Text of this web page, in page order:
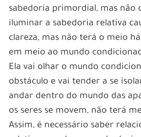
sabedoria primordial, mas não
iluminar a sabedoria relativa
clareza, mas não terá o meio
em meio ao mundo
Ela vai olhar o mundo
obstáculo e vai tender a se
andar dentro do mundo das
os seres se movem, não terá
Assim, é necessário saber